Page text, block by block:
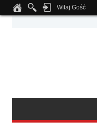
Notice: Undefined index:
Witaj Gość